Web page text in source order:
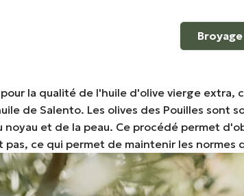
Broyage
la qualité de l'huile d'olive vierge
de Salento. Les olives des Pouilles sont
et de la peau. Ce procédé permet
pas, ce qui permet de maintenir les